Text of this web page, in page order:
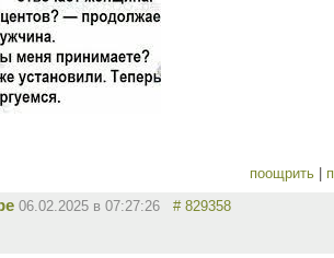
поощрить
06.02.2025 в 07:27:26 # 829358